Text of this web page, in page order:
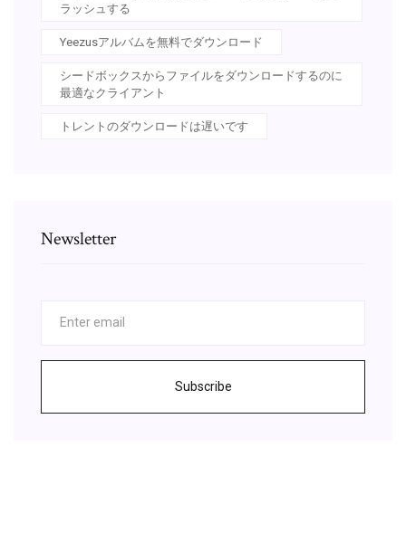
ラッシュする
Yeezusアルバムを無料でダウンロード
シードボックスからファイルをダウンロードするのに
最適なクライアント
トレントのダウンロードは遅いです
Newsletter
Subscribe